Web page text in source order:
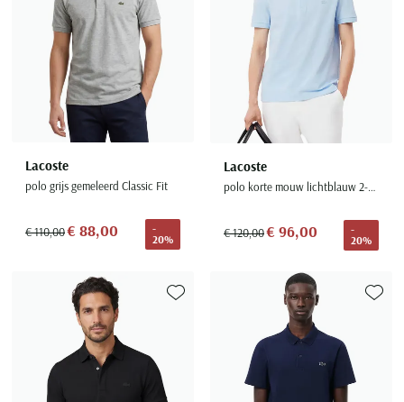
Lacoste
polo grijs gemeleerd Classic Fit
€ 110,00€ 88,00
-
20%
Lacoste
polo korte mouw lichtblauw 2-knoops katoen
€ 120,00€ 96,00
-
20%
Toevoegen aan favorieten